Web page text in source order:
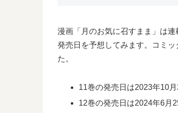
漫画「月のお気に召すまま」は
発売日を予想してみます。コミ
た。
11巻の発売日は2023年10月
12巻の発売日は2024年6月